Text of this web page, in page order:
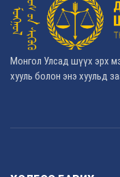
Монгол Улсад шүүх эрх
хууль болон энэ хуульд